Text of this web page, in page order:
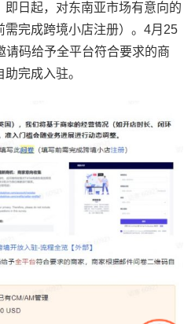
即日起，对东南亚市场有意向的
需完成跨境小店注册）。4月25
请码给予全平台符合要求的商
完成入驻。